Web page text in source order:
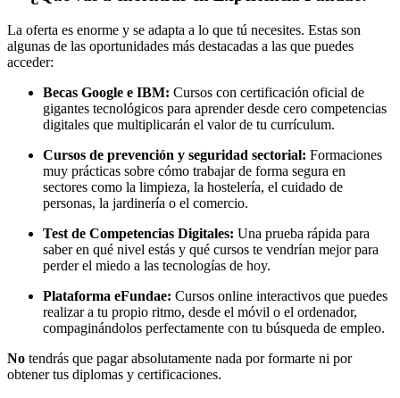
La oferta es enorme y se adapta a lo que tú necesites. Estas son
algunas de las oportunidades más destacadas a las que puedes
acceder:
Becas Google e IBM: Cursos con certificación oficial de
gigantes tecnológicos para aprender desde cero competencias
digitales que multiplicarán el valor de tu currículum.
Cursos de prevención y seguridad sectorial: Formaciones
muy prácticas sobre cómo trabajar de forma segura en
sectores como la limpieza, la hostelería, el cuidado de
personas, la jardinería o el comercio.
Test de Competencias Digitales: Una prueba rápida para
saber en qué nivel estás y qué cursos te vendrían mejor para
perder el miedo a las tecnologías de hoy.
Plataforma eFundae: Cursos online interactivos que puedes
realizar a tu propio ritmo, desde el móvil o el ordenador,
compaginándolos perfectamente con tu búsqueda de empleo.
No tendrás que pagar absolutamente nada por formarte ni por
obtener tus diplomas y certificaciones.